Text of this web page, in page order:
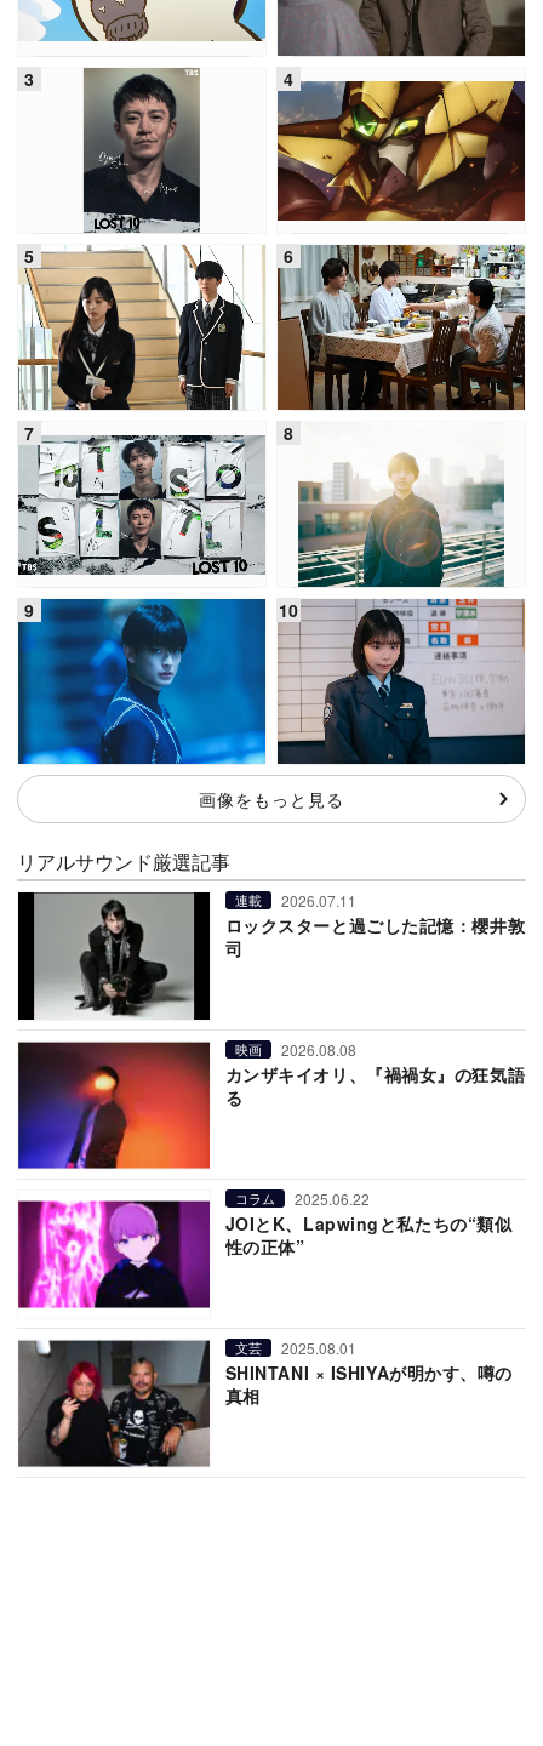
画像をもっと見る
リアルサウンド厳選記事
連載 2026.07.11
ロックスターと過ごした記憶：櫻井敦
司
映画 2026.08.08
カンザキイオリ、『禍禍女』の狂気語
る
コラム 2025.06.22
JOIとK、Lapwingと私たちの“類似
性の正体”
文芸 2025.08.01
SHINTANI × ISHIYAが明かす、噂の
真相